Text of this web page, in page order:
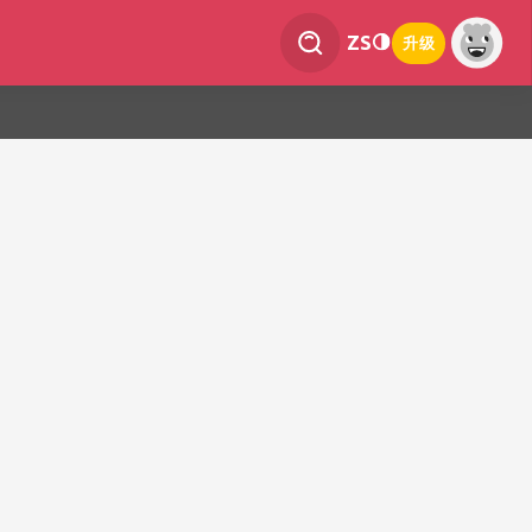
ZS 升级